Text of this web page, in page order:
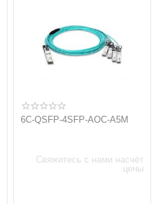
6C-QSFP-4SFP-AOC-A5M
Свяжитесь с нами насчёт
цены